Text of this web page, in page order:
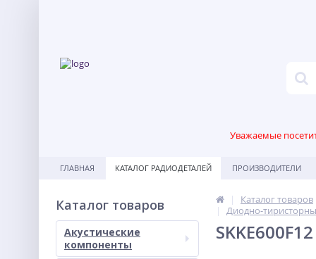
Уважаемые
ГЛАВНАЯ КАТАЛОГ РАДИОДЕТАЛЕЙ ПРОИЗВОДИТЕЛИ
Каталог товаров
Акустические
компоненты
Каталог товаров
Диодно-
SKKE600F12